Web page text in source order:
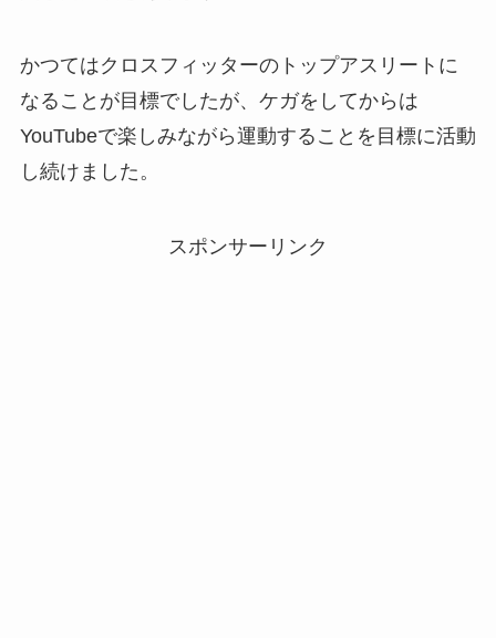
かつてはクロスフィッターのトップアスリートに
なることが目標でしたが、ケガをしてからは
YouTubeで楽しみながら運動することを目標に活動
し続けました。
スポンサーリンク